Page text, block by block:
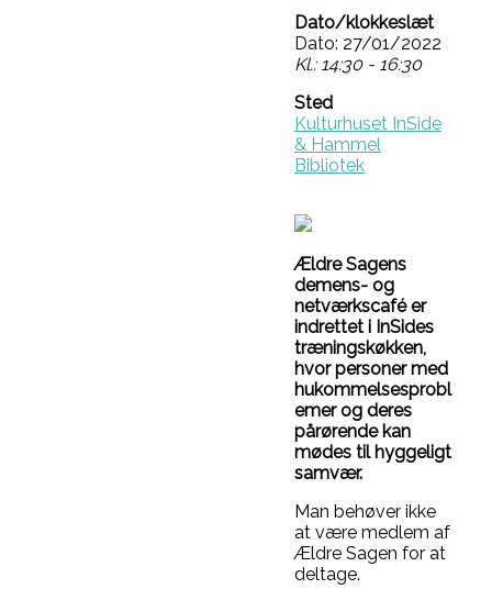
Dato/klokkeslæt
Dato: 27/01/2022
Kl.: 14:30 - 16:30
Sted
Kulturhuset InSide
& Hammel
Bibliotek
Ældre Sagens
demens- og
netværkscafé er
indrettet i InSides
træningskøkken,
hvor personer med
hukommelsesprobl
emer og deres
pårørende kan
mødes til hyggeligt
samvær.
Man behøver ikke
at være medlem af
Ældre Sagen for at
deltage.